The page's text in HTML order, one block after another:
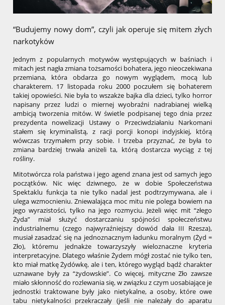
“Budujemy nowy dom”, czyli jak operuje się mitem złych
narkotyków
Jednym z popularnych motywów występujących w baśniach i
mitach jest nagła zmiana tożsamości bohatera, jego nieoczekiwana
przemiana, która obdarza go nowym wyglądem, mocą lub
charakterem. 17 listopada roku 2000 poczułem się bohaterem
takiej opowieści. Nie była to wszakże bajka dla dzieci, tylko horror
napisany przez ludzi o miernej wyobraźni nadrabianej wielką
ambicją tworzenia mitów. W świetle podpisanej tego dnia przez
prezydenta nowelizacji Ustawy o Przeciwdziałaniu Narkomani
stałem się kryminalistą, z racji porcji konopi indyjskiej, którą
wówczas trzymałem przy sobie. I trzeba przyznać, że była to
zmiana bardziej trwała aniżeli ta, którą dostarcza wyciąg z tej
rośliny.
Mitotwórcza rola państwa i jego agend znana jest od samych jego
początków. Nic więc dziwnego, że w dobie Społeczeństwa
Spektaklu funkcja ta nie tylko nadal jest podtrzymywana, ale i
ulega wzmocnieniu. Zniewalająca moc mitu nie polega bowiem na
jego wyrazistości, tylko na jego rozmyciu. Jeżeli więc mit “złego
Żyda” miał służyć dostarczaniu spójności społeczeństwu
industrialnemu (czego najwyraźniejszy dowód dała III Rzesza),
musiał zasadzać się na jednoznacznym ładunku moralnym (Żyd =
Zło), któremu jednakże towarzyszyły wieloznaczne kryteria
interpretacyjne. Dlatego właśnie Żydem mógł zostać nie tylko ten,
kto miał matkę Żydówkę, ale i ten, którego wygląd bądź charakter
uznawane były za “żydowskie”. Co więcej, mityczne Zło zawsze
miało skłonność do rozlewania się, w związku z czym uosabiające je
jednostki traktowane były jako nietykalne, a osoby, które owe
tabu nietykalności przekraczały (jeśli nie należały do aparatu